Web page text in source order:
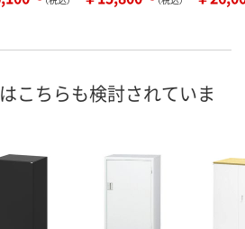
こちらも検討されていま